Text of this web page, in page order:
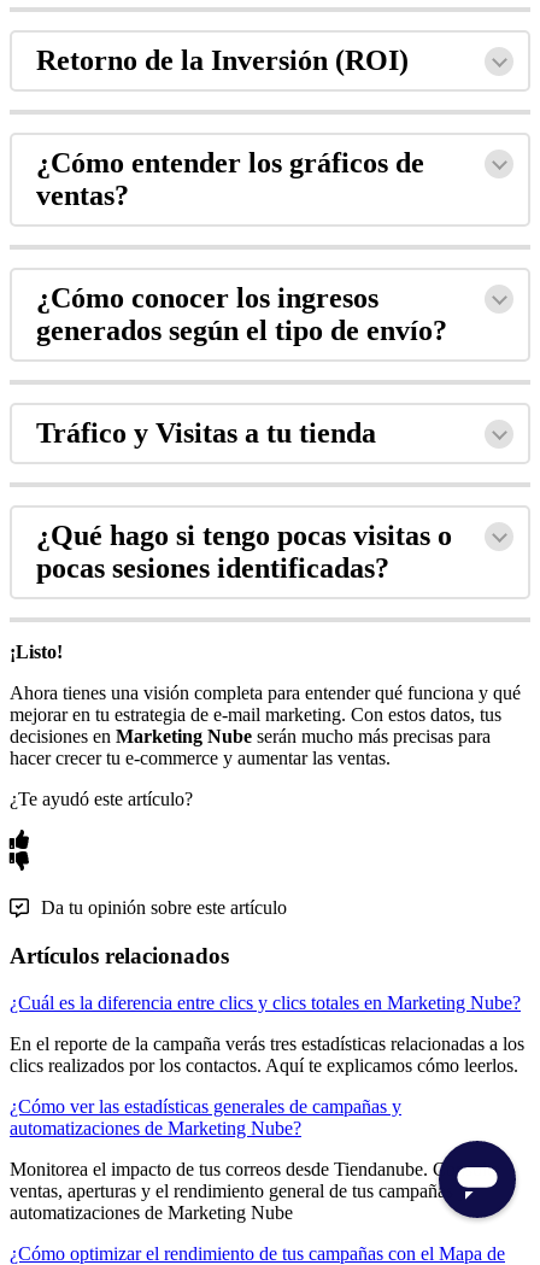
Retorno de la Inversión (ROI)
¿Cómo entender los gráficos de
ventas?
¿Cómo conocer los ingresos
generados según el tipo de envío?
Tráfico y Visitas a tu tienda
¿Qué hago si tengo pocas visitas o
pocas sesiones identificadas?
¡Listo!
Ahora tienes una visión completa para entender qué funciona y qué
mejorar en tu estrategia de e-mail marketing. Con estos datos, tus
decisiones en Marketing Nube serán mucho más precisas para
hacer crecer tu e-commerce y aumentar las ventas.
¿Te ayudó este artículo?
Da tu opinión sobre este artículo
Artículos relacionados
¿Cuál es la diferencia entre clics y clics totales en Marketing Nube?
En el reporte de la campaña verás tres estadísticas relacionadas a los
clics realizados por los contactos. Aquí te explicamos cómo leerlos.
¿Cómo ver las estadísticas generales de campañas y
automatizaciones de Marketing Nube?
Monitorea el impacto de tus correos desde Tiendanube. Consulta
ventas, aperturas y el rendimiento general de tus campañas y
automatizaciones de Marketing Nube
¿Cómo optimizar el rendimiento de tus campañas con el Mapa de